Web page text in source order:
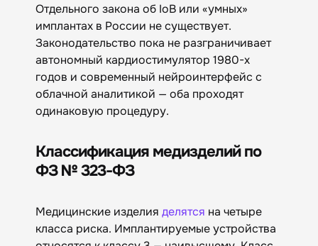
Отдельного закона об IoB или «умных»
имплантах в России не существует.
Законодательство пока не разграничивает
автономный кардиостимулятор 1980-х
годов и современный нейроинтерфейс с
облачной аналитикой — оба проходят
одинаковую процедуру.
Классификация медизделий по
ФЗ № 323-ФЗ
Медицинские изделия делятся на четыре
класса риска. Имплантируемые устройства